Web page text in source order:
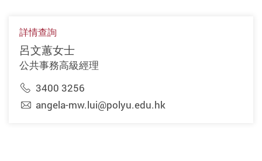
詳情查詢
呂文蕙女士
公共事務高級經理
3400 3256
angela-mw.lui@polyu.edu.hk